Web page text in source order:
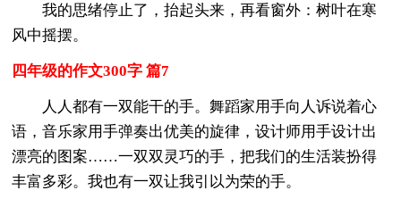
我的思绪停止了，抬起头来，再看窗外：树叶在寒
风中摇摆。
四年级的作文300字 篇7
人人都有一双能干的手。舞蹈家用手向人诉说着心
语，音乐家用手弹奏出优美的旋律，设计师用手设计出
漂亮的图案……一双双灵巧的手，把我们的生活装扮得
丰富多彩。我也有一双让我引以为荣的手。